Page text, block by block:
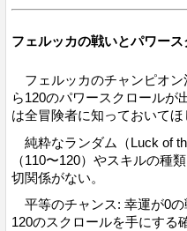
フェルッカの戦いとパワー
フェルッカのチャンピオ
ら120のパワースクロールが
は全冒険者に知っておいてほ
純粋なランダム（Luck of
（110〜120）やスキルの種
切関係がない。
平等のチャンス: 幸運が0の
120のスクロールを手にする